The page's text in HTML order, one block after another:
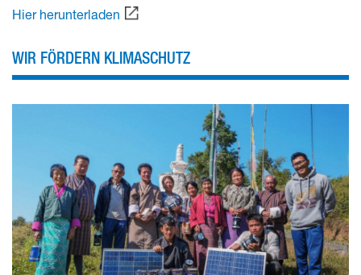
Hier herunterladen
WIR FÖRDERN KLIMASCHUTZ